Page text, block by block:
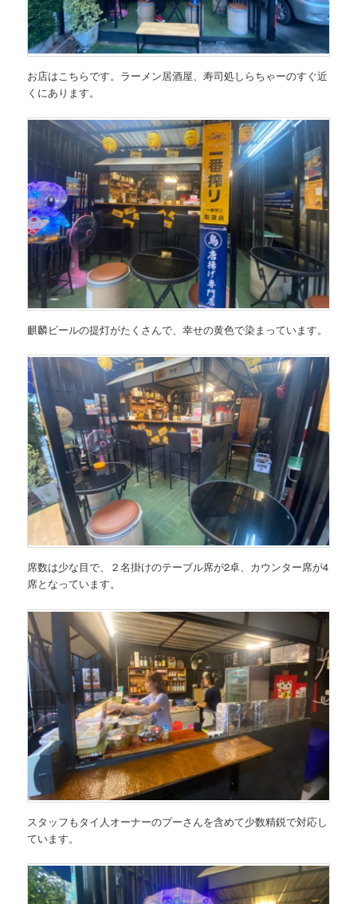
お店はこちらです。ラーメン居酒屋、寿司処しらちゃーのすぐ近
くにあります。
麒麟ビールの提灯がたくさんで、幸せの黄色で染まっています。
席数は少な目で、２名掛けのテーブル席が2卓、カウンター席が4
席となっています。
スタッフもタイ人オーナーのプーさんを含めて少数精鋭で対応し
ています。